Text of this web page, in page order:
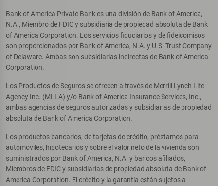
Bank of America Private Bank es una división de Bank of America,
N.A., Miembro de FDIC y subsidiaria de propiedad absoluta de Bank
of America Corporation. Los servicios fiduciarios y de fideicomisos
son proporcionados por Bank of America, N.A. y U.S. Trust Company
of Delaware. Ambas son subsidiarias indirectas de Bank of America
Corporation.
Los Productos de Seguros se ofrecen a través de Merrill Lynch Life
Agency Inc. (MLLA) y/o Bank of America Insurance Services, Inc.,
ambas agencias de seguros autorizadas y subsidiarias de propiedad
absoluta de Bank of America Corporation.
Los productos bancarios, de tarjetas de crédito, préstamos para
automóviles, hipotecarios y sobre el valor neto de la vivienda son
suministrados por Bank of America, N.A. y bancos afiliados,
Miembros de FDIC y subsidiarias de propiedad absoluta de Bank of
America Corporation. El crédito y la garantía están sujetos a